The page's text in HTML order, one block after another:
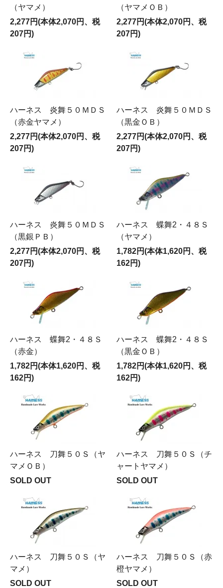
（ヤマメ）
2,277円(本体2,070円、税
207円)
（ヤマメＯＢ）
2,277円(本体2,070円、税
207円)
ハーネス 炎舞５０ＭＤＳ
（赤金ヤマメ）
2,277円(本体2,070円、税
207円)
ハーネス 炎舞５０ＭＤＳ
（黒金ＯＢ）
2,277円(本体2,070円、税
207円)
ハーネス 炎舞５０ＭＤＳ
（黒銀ＰＢ）
2,277円(本体2,070円、税
207円)
ハーネス 蝶舞2・４８Ｓ
（ヤマメ）
1,782円(本体1,620円、税
162円)
ハーネス 蝶舞2・４８Ｓ
（赤金）
1,782円(本体1,620円、税
162円)
ハーネス 蝶舞2・４８Ｓ
（黒金ＯＢ）
1,782円(本体1,620円、税
162円)
ハーネス 刀舞５０Ｓ（ヤ
マメＯＢ）
SOLD OUT
ハーネス 刀舞５０Ｓ（チ
ャートヤマメ）
SOLD OUT
ハーネス 刀舞５０Ｓ（ヤ
マメ）
SOLD OUT
ハーネス 刀舞５０Ｓ（赤
橙ヤマメ）
SOLD OUT